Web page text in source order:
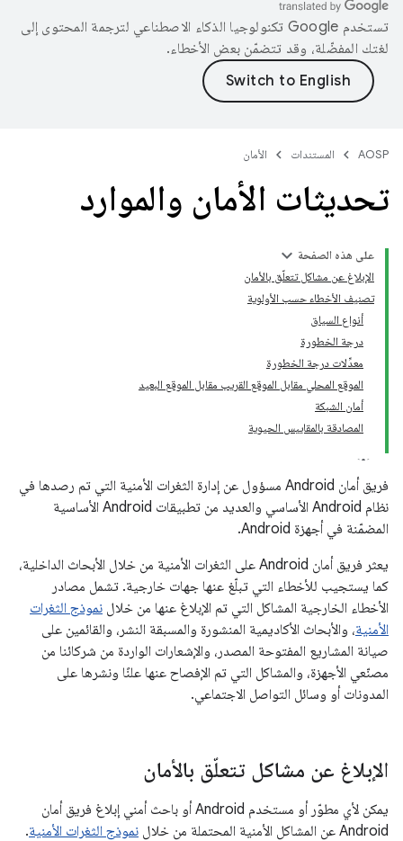
تستخدم Google تكنولوجيا الذكاء الاصطناعي لترجمة المحتوى إلى
لغتك المفضّلة، وقد تتضمّن بعض الأخطاء.
AOSP المستندات الأمان
تحديثات الأمان والموارد
على هذه الصفحة
الإبلاغ عن مشاكل تتعلّق بالأمان
تصنيف الأخطاء حسب الأولوية
أنواع السياق
درجة الخطورة
معدِّلات درجة الخطورة
الموقع المحلي مقابل الموقع القريب مقابل الموقع البعيد
أمان الشبكة
المصادقة بالمقاييس الحيوية
فريق أمان Android مسؤول عن إدارة الثغرات الأمنية التي تم رصدها في
نظام Android الأساسي والعديد من تطبيقات Android الأساسية
المضمّنة في أجهزة Android.
يعثر فريق أمان Android على الثغرات الأمنية من خلال الأبحاث الداخلية،
كما يستجيب للأخطاء التي تبلّغ عنها جهات خارجية. تشمل مصادر
الأخطاء الخارجية المشاكل التي تم الإبلاغ عنها من خلال نموذج الثغرات
الأمنية، والأبحاث الأكاديمية المنشورة والمسبقة النشر، والقائمين على
صيانة المشاريع المفتوحة المصدر، والإشعارات الواردة من شركائنا من
مصنّعي الأجهزة، والمشاكل التي تم الإفصاح عنها علنًا ونشرها على
المدونات أو وسائل التواصل الاجتماعي.
الإبلاغ عن مشاكل تتعلّق بالأمان
يمكن لأي مطوّر أو مستخدم Android أو باحث أمني إبلاغ فريق أمان
Android عن المشاكل الأمنية المحتملة من خلال
نموذج الثغرات الأمنية.